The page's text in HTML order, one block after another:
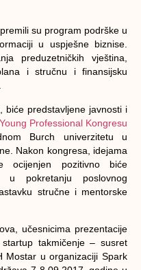
su program podrške u
u uspješne biznise.
preduzetničkih vještina,
i stručnu i finansijsku
biće predstavljene javnosti i
Professional Kongresu
Burch univerzitetu u
Nakon kongresa, idejama
ocijenjen pozitivno biće
u pokretanju poslovnog
stručne i mentorske
učesnicima prezentacije
takmičenje – susret
Mostar u organizaciji Spark